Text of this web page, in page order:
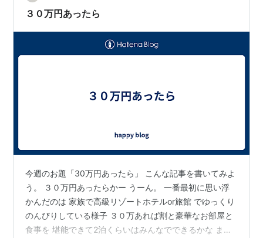
３０万円あったら
今週のお題「30万円あったら」 こんな記事を書いてみよ
う。 ３０万円あったらかー うーん。 一番最初に思い浮
かんだのは 家族で高級リゾートホテルor旅館 でゆっくり
のんびりしている様子 ３０万あれば割と豪華なお部屋と
食事を 堪能できて2泊くらいはみんなでできるかな まぁ